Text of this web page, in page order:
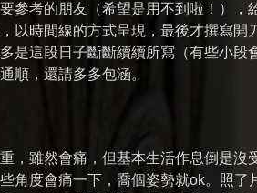
參考的朋友（希望是用不到啦！），
以時間線的方式呈現，最後才撰寫開
是這段日子斷斷續續所寫（有些小段
順，還請多多包涵。
，雖然會痛，但基本生活作息倒是沒
角度會痛一下，喬個姿勢就ok。照了